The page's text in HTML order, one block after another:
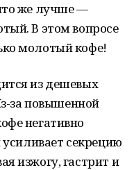
же лучше —
В этом вопросе
молотый кофе!
из дешевых
за повышенной
негативно
секрецию
изжогу, гастрит и